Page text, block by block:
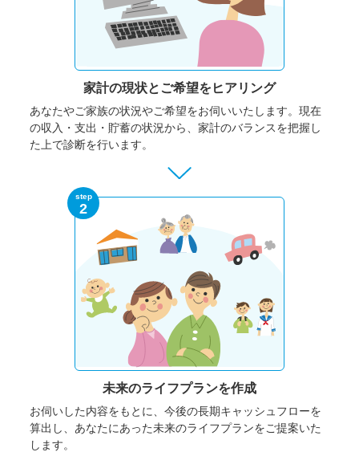
家計の現状と ご希望をヒアリング
あなたやご家族の状況やご希望をお伺いいたします。 現在
の収入・支出・貯蓄の状況から、家計のバランスを把握し
た上で診断を行います。
step
2
未来のライフプランを作成
お伺いした内容をもとに、今後の長期キャッシュフローを
算出し、あなたにあった未来のライフプランをご提案いた
します。